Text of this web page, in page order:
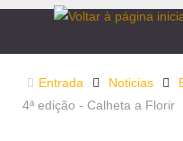
Entrada Noticias
4ª edição - Calheta a Florir